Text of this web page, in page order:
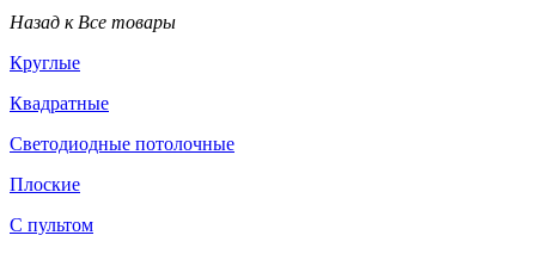
Назад к Все товары
Круглые
Квадратные
Светодиодные потолочные
Плоские
С пультом